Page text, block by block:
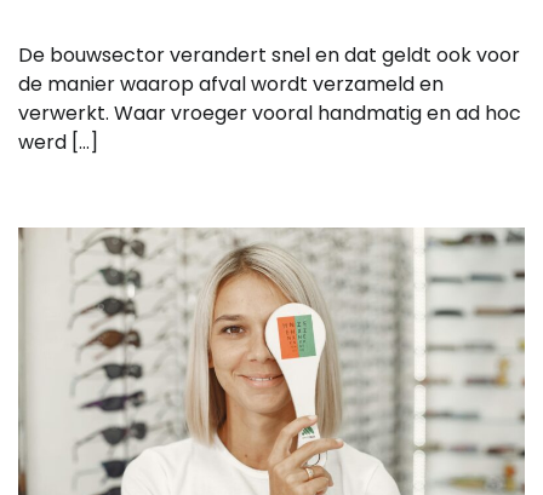
De bouwsector verandert snel en dat geldt ook voor
de manier waarop afval wordt verzameld en
verwerkt. Waar vroeger vooral handmatig en ad hoc
werd […]